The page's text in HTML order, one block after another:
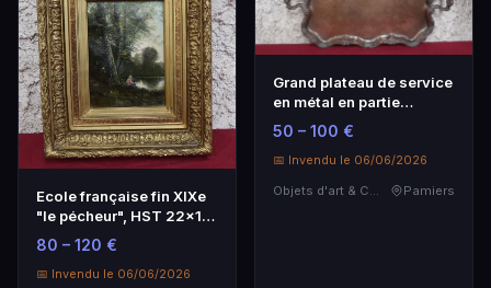
Ecole française fin XIXe
"le pécheur", HST 22x16
cm
80 – 120 €
📅 Invendu le 06/06/2026
Grand plateau de service
en métal en partie
désargenté, beau…
50 – 100 €
📅 Invendu le 06/06/2026
Objets d'art & Curiosités
Pamiers